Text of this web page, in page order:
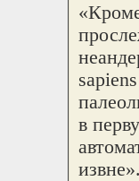
в
извне».